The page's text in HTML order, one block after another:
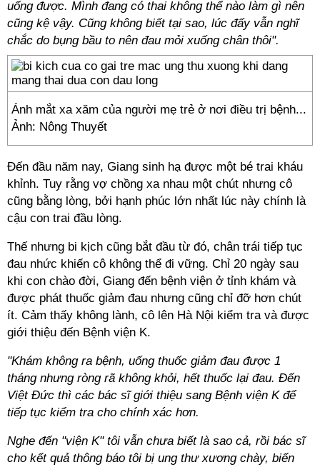
uống được. Mình đang có thai không thể nào làm gì nên
cũng kệ vậy. Cũng không biết tại sao, lúc đấy vẫn nghĩ
chắc do bụng bầu to nên đau mỏi xuống chân thôi".
Ánh mắt xa xăm của người mẹ trẻ ở nơi điều trị bệnh...
Ảnh: Nông Thuyết
Đến đầu năm nay, Giang sinh hạ được một bé trai kháu
khỉnh. Tuy rằng vợ chồng xa nhau một chút nhưng cô
cũng bằng lòng, bởi hạnh phúc lớn nhất lúc này chính là
cậu con trai đầu lòng.
Thế nhưng bi kịch cũng bắt đầu từ đó, chân trái tiếp tục
đau nhức khiến cô không thể đi vững. Chỉ 20 ngày sau
khi con chào đời, Giang đến bệnh viện ở tỉnh khám và
được phát thuốc giảm đau nhưng cũng chỉ đỡ hơn chút
ít. Cảm thấy không lành, cô lên Hà Nội kiểm tra và được
giới thiệu đến Bệnh viện K.
"Khám không ra bệnh, uống thuốc giảm đau được 1
tháng nhưng ròng rã không khỏi, hết thuốc lại đau. Đến
Việt Đức thì các bác sĩ giới thiệu sang Bệnh viện K để
tiếp tục kiểm tra cho chính xác hơn.
Nghe đến "viện K" tôi vẫn chưa biết là sao cả, rồi bác sĩ
cho kết quả thông báo tôi bị ung thư xương chày, biến